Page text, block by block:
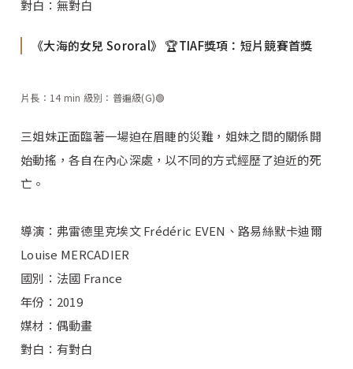
對白：無對白
《大海的女兒 Sororal》 🏆TIAF獎項：短片競賽首獎
片長：14 min 級別：普遍級(G)🟢
三姐妹正面臨著一場迫在眉睫的災難，姐妹之間的關係開
始動搖，各自在內心深處，以不同的方式經歷了迫近的死
亡。
導演：弗雷德里克埃文 Frédéric EVEN、路易絲默卡迪爾
Louise MERCADIER
國別：法國 France
年份：2019
媒材：偶動畫
對白：有對白